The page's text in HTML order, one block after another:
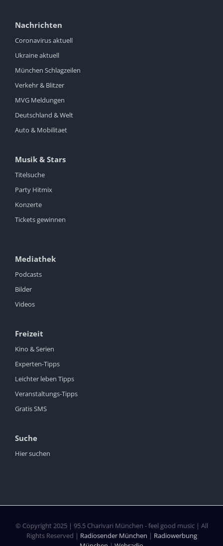
Nachrichten
Coronavirus aktuell
Ukraine aktuell
München Schlagzeilen
Verkehr & Blitzer
MVG Meldungen
Deutschland & Welt
Auto & Mobilitaet
Musik & Stars
Titelsuche
Party Hitmix
Konzerte
Tickets gewinnen
Mediathek
Podcasts
Bilder
Videos
Freizeit
Kino & Serien
Experten-Tipps
Leichter leben Tipps
Veranstaltungs-Tipps
Gratis SMS
Suche
Hier suchen
© Copyright 2025 | 95.5 Charivari München - feel good music | All
Rights Reserved | Radiosender München | Radiowerbung